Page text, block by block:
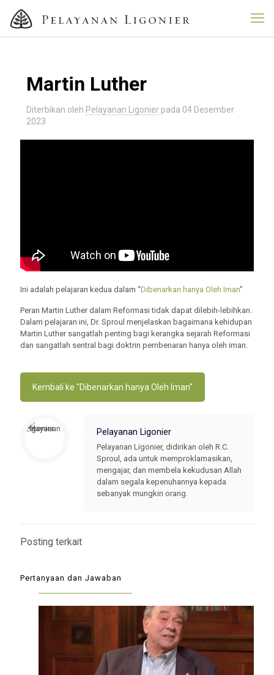
Martin Luther
Diterbikan oleh Pelayanan Ligonier pada 04 Desember
2023
Ini adalah pelajaran kedua dalam “Dibenarkan hanya Oleh Iman”
Peran Martin Luther dalam Reformasi tidak dapat dilebih-lebihkan.
Dalam pelajaran ini, Dr. Sproul menjelaskan bagaimana kehidupan
Martin Luther sangatlah penting bagi kerangka sejarah Reformasi
dan sangatlah sentral bagi doktrin pembenaran hanya oleh iman.
Kembali ke "Dibenarkan hanya Oleh Iman"
Pelayanan Ligonier
Pelayanan Ligonier, didirikan oleh R.C.
Sproul, ada untuk memproklamasikan,
mengajar, dan membela kekudusan Allah
dalam segala kepenuhannya kepada
sebanyak mungkin orang.
Posting terkait
Pertanyaan dan Jawaban